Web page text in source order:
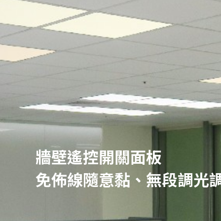
牆壁遙控開關面板
免佈線隨意黏、無段調光